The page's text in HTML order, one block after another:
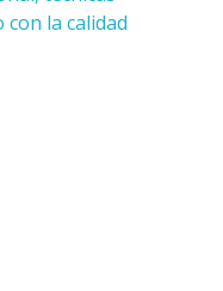
la calidad